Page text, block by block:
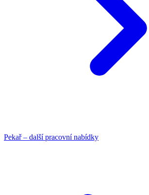
Pekař – další pracovní nabídky